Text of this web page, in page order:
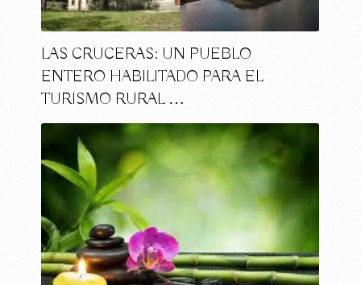
LAS CRUCERAS: UN PUEBLO
ENTERO HABILITADO PARA EL
TURISMO RURAL …